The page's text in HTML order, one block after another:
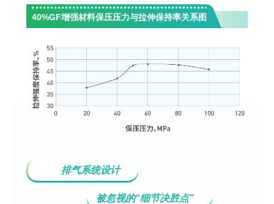
40%GF增强材料保压压力与拉伸保持率关系图
排气系统设计
被忽视的“细节决胜点”